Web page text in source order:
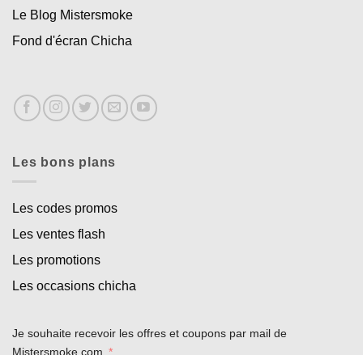
Le Blog Mistersmoke
Fond d'écran Chicha
Les bons plans
Les codes promos
Les ventes flash
Les promotions
Les occasions chicha
Je souhaite recevoir les offres et coupons par mail de
Mistersmoke.com